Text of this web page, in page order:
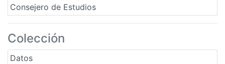
Consejero de Estudios
Colección
Datos